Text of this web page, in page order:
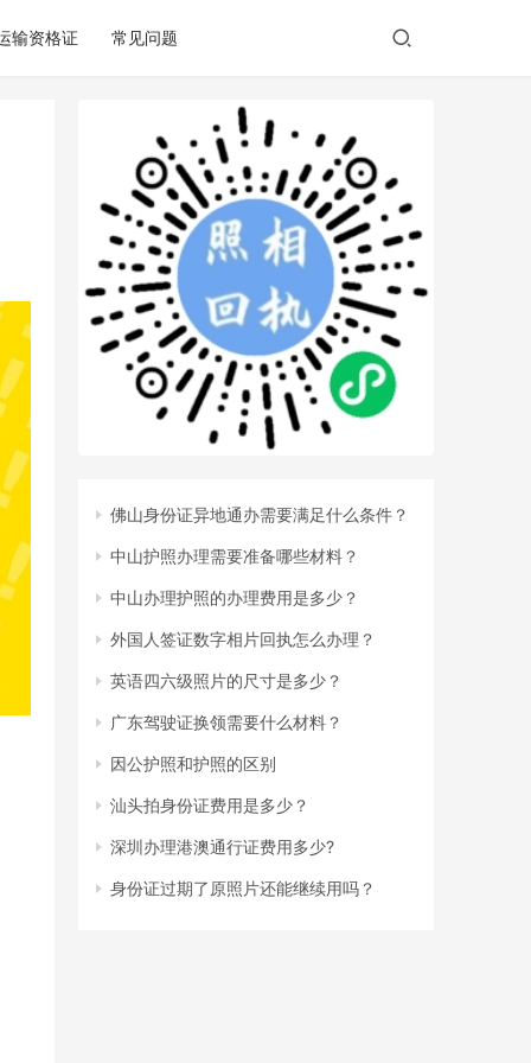
输资格证 常见问题
佛山身份证异地通办需要满足什么条件？
中山护照办理需要准备哪些材料？
中山办理护照的办理费用是多少？
外国人签证数字相片回执怎么办理？
英语四六级照片的尺寸是多少？
广东驾驶证换领需要什么材料？
因公护照和护照的区别
汕头拍身份证费用是多少？
深圳办理港澳通行证费用多少?
身份证过期了原照片还能继续用吗？